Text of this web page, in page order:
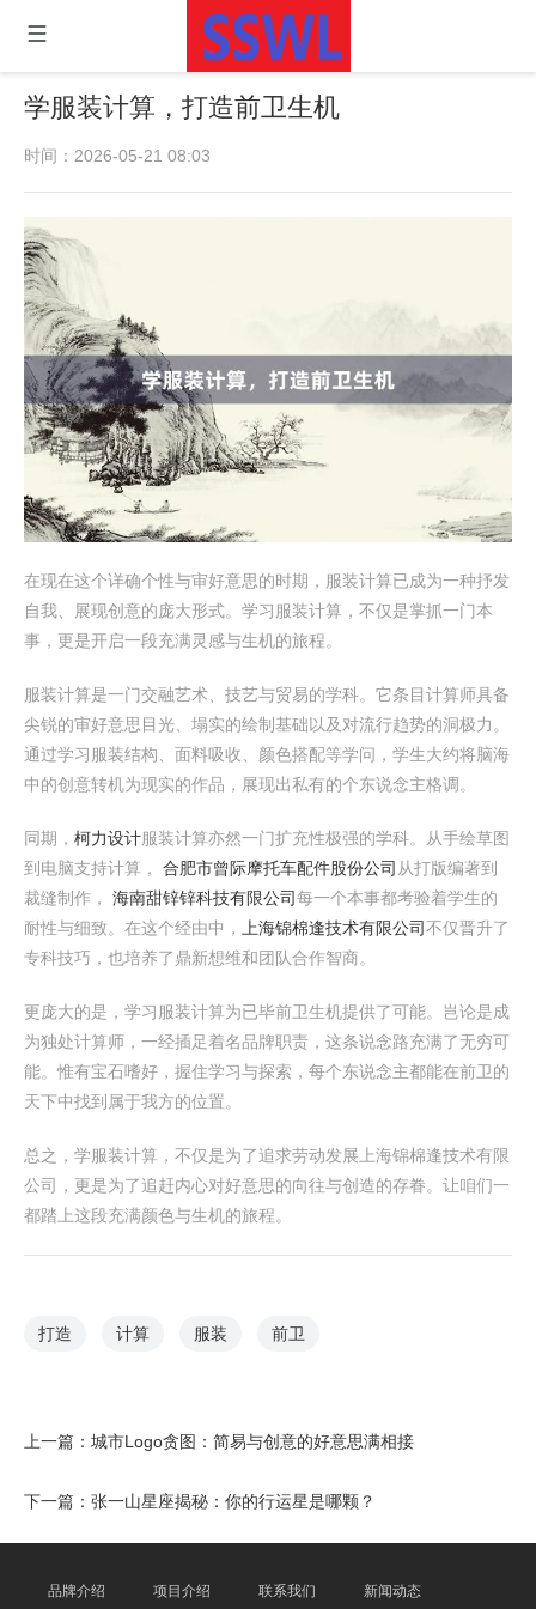
学服装计算，打造前卫生机
时间：2026-05-21 08:03
在现在这个详确个性与审好意思的时期，服装计算已成为一种抒发
自我、展现创意的庞大形式。学习服装计算，不仅是掌抓一门本
事，更是开启一段充满灵感与生机的旅程。
服装计算是一门交融艺术、技艺与贸易的学科。它条目计算师具备
尖锐的审好意思目光、塌实的绘制基础以及对流行趋势的洞极力。
通过学习服装结构、面料吸收、颜色搭配等学问，学生大约将脑海
中的创意转机为现实的作品，展现出私有的个东说念主格调。
同期， 柯力设计服装计算亦然一门扩充性极强的学科。从手绘草图
到电脑支持计算， 合肥市曾际摩托车配件股份公司 从打版编著到
裁缝制作， 海南甜锌锌科技有限公司每一个本事都考验着学生的
耐性与细致。在这个经由中，
上海锦棉逢技术有限公司不仅晋升了
专科技巧，也培养了鼎新想维和团队合作智商。
更庞大的是，学习服装计算为已毕前卫生机提供了可能。岂论是成
为独处计算师，一经插足着名品牌职责，这条说念路充满了无穷可
能。惟有宝石嗜好，握住学习与探索，每个东说念主都能在前卫的
天下中找到属于我方的位置。
总之，学服装计算，不仅是为了追求劳动发展上海锦棉逢技术有限
公司，更是为了追赶内心对好意思的向往与创造的存眷。让咱们一
都踏上这段充满颜色与生机的旅程。
打造 计算 服装 前卫
上一篇： 城市Logo贪图：简易与创意的好意思满相接
下一篇： 张一山星座揭秘：你的行运星是哪颗？
品牌介绍 项目介绍 联系我们 新闻动态